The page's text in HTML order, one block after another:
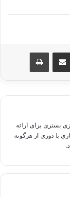
اشتراک گذاری از طریق ایمیل چاپ
هدف فراهم سازی بستری برای ارائه
با دوری از هرگونه